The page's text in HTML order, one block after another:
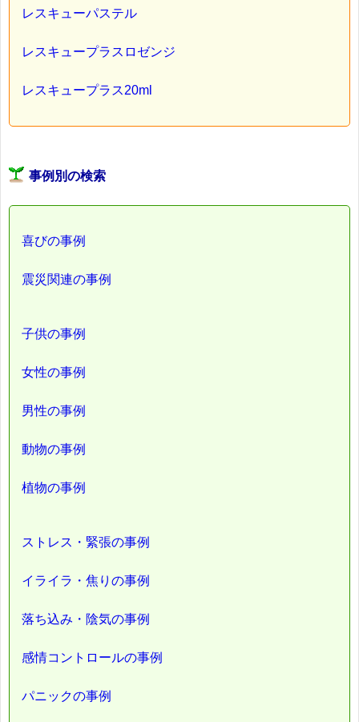
レスキューパステル
レスキュープラスロゼンジ
レスキュープラス20ml
事例別の検索
喜びの事例
震災関連の事例
子供の事例
女性の事例
男性の事例
動物の事例
植物の事例
ストレス・緊張の事例
イライラ・焦りの事例
落ち込み・陰気の事例
感情コントロールの事例
パニックの事例